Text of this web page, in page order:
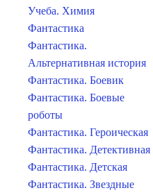
Учеба. Химия
Фантастика
Фантастика.
Альтернативная история
Фантастика. Боевик
Фантастика. Боевые
роботы
Фантастика. Героическая
Фантастика. Детективная
Фантастика. Детская
Фантастика. Звездные